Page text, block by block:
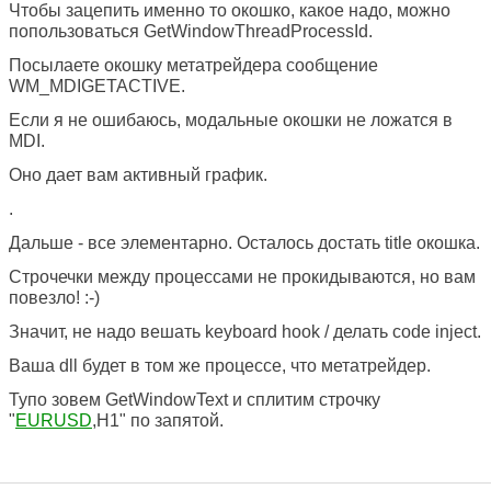
Чтобы зацепить именно то окошко, какое надо, можно
попользоваться GetWindowThreadProcessId.
Посылаете окошку метатрейдера сообщение
WM_MDIGETACTIVE.
Если я не ошибаюсь, модальные окошки не ложатся в
MDI.
Оно дает вам активный график.
.
Дальше - все элементарно. Осталось достать title окошка.
Строчечки между процессами не прокидываются, но вам
повезло! :-)
Значит, не надо вешать keyboard hook / делать code inject.
Ваша dll будет в том же процессе, что метатрейдер.
Тупо зовем GetWindowText и сплитим строчку
"EURUSD,H1" по запятой.